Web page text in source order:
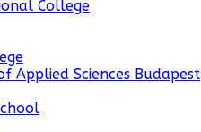
College
Applied Sciences Budapest